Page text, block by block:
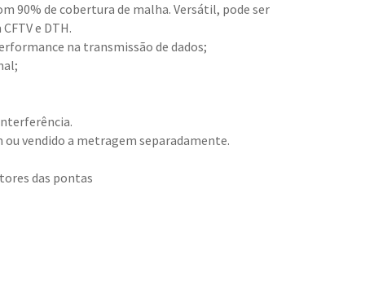
90% de cobertura de malha. Versátil, pode ser
e DTH.
na transmissão de dados;
ou vendido a metragem separadamente.
das pontas